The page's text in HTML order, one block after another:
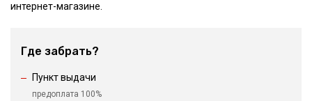
интернет-магазине.
Где забрать?
Пункт выдачи
предоплата 100%